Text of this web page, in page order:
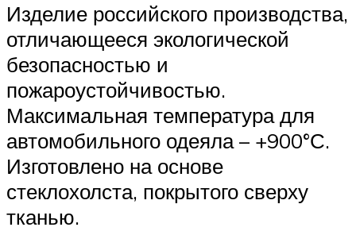
Изделие российского производства,
отличающееся экологической
безопасностью и
пожароустойчивостью.
Максимальная температура для
автомобильного одеяла – +900°С.
Изготовлено на основе
стеклохолста, покрытого сверху
тканью.